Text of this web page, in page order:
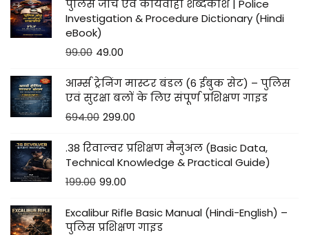
पुलिस जांच एवं कार्यवाही शब्दकोश | Police
Investigation & Procedure Dictionary (Hindi
eBook)
99.00 49.00
आर्म्स ट्रेनिंग मास्टर बंडल (6 ईबुक सेट) – पुलिस
एवं सुरक्षा बलों के लिए संपूर्ण प्रशिक्षण गाइड
694.00 299.00
.38 रिवाल्वर प्रशिक्षण मैनुअल (Basic Data,
Technical Knowledge & Practical Guide)
199.00 99.00
Excalibur Rifle Basic Manual (Hindi-English) –
पुलिस प्रशिक्षण गाइड